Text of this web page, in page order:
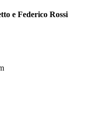
e Federico Rossi